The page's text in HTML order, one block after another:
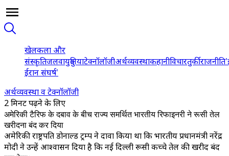
खेलकला और
संस्कृतिजलवायुदुनियाटेक्नॉलॉजीअर्थव्यवस्थाकहानीविचारतुर्कीराजनीति
ईरान संघर्ष'
अर्थव्यवस्था व टेक्नॉलॉजी
2 मिनट पढ़ने के लिए
अमेरिकी टैरिफ के दबाव के बीच राज्य समर्थित भारतीय रिफाइनरी ने रूसी तेल
खरीदना बंद कर दिया
अमेरिकी राष्ट्रपति डोनाल्ड ट्रम्प ने दावा किया था कि भारतीय प्रधानमंत्री नरेंद्र
मोदी ने उन्हें आश्वासन दिया है कि नई दिल्ली रूसी कच्चे तेल की खरीद बंद